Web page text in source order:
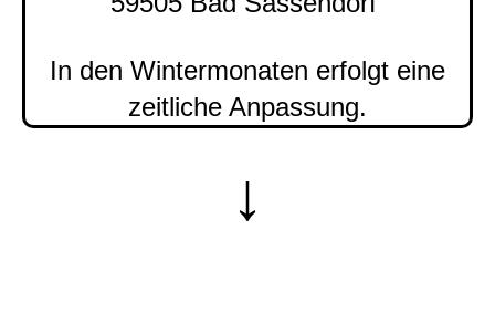
In den Wintermonaten erfolgt eine
zeitliche Anpassung.
↓